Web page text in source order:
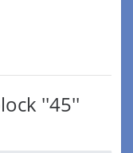
''45''